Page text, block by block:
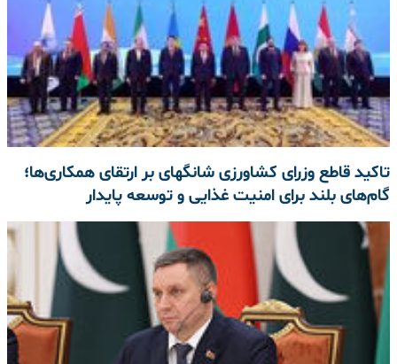
تاکید قاطع وزرای کشاورزی شانگهای بر ارتقای همکاری‌ها؛
گام‌های بلند برای امنیت غذایی و توسعه پایدار